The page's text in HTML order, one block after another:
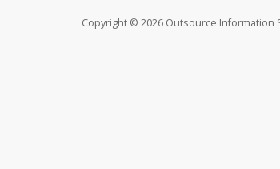
Copyright © 2026 Outsource Information